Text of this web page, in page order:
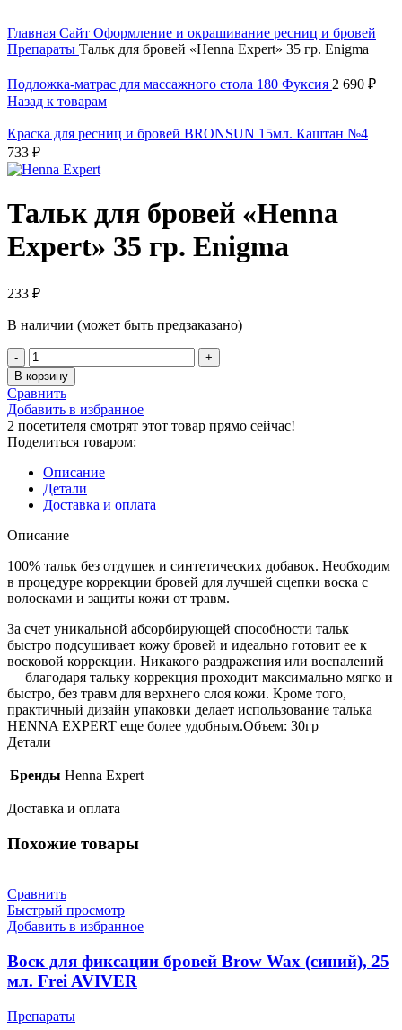
Главная Сайт Оформление и окрашивание ресниц и бровей
Препараты Тальк для бровей «Henna Expert» 35 гр. Enigma
Подложка-матрас для массажного стола 180 Фуксия 2 690 ₽
Назад к товарам
Краска для ресниц и бровей BRONSUN 15мл. Каштан №4
733 ₽
Тальк для бровей «Henna
Expert» 35 гр. Enigma
233 ₽
В наличии (может быть предзаказано)
В корзину
Сравнить
Добавить в избранное
2 посетителя смотрят этот товар прямо сейчас!
Поделиться товаром:
Описание
Детали
Доставка и оплата
Описание
100% тальк без отдушек и синтетических добавок. Необходим
в процедуре коррекции бровей для лучшей сцепки воска с
волосками и защиты кожи от травм.
За счет уникальной абсорбирующей способности тальк
быстро подсушивает кожу бровей и идеально готовит ее к
восковой коррекции. Никакого раздражения или воспалений
— благодаря тальку коррекция проходит максимально мягко и
быстро, без травм для верхнего слоя кожи. Кроме того,
практичный дизайн упаковки делает использование талька
HENNA EXPERT еще более удобным.Объем: 30гр
Детали
Бренды Henna Expert
Доставка и оплата
Похожие товары
Сравнить
Быстрый просмотр
Добавить в избранное
Воск для фиксации бровей Brow Wax (синий), 25
мл. Frei AVIVER
Препараты